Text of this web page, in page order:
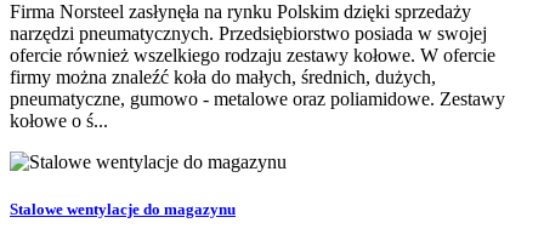
Firma Norsteel zasłynęła na rynku Polskim dzięki sprzedaży
narzędzi pneumatycznych. Przedsiębiorstwo posiada w swojej
ofercie również wszelkiego rodzaju zestawy kołowe. W ofercie
firmy można znaleźć koła do małych, średnich, dużych,
pneumatyczne, gumowo - metalowe oraz poliamidowe. Zestawy
kołowe o ś...
Stalowe wentylacje do magazynu